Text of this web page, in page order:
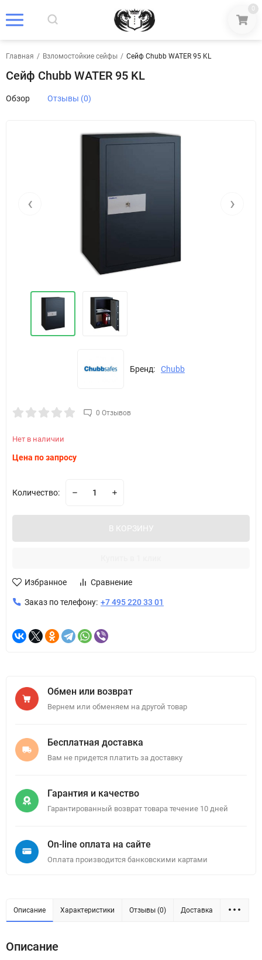
0
Главная / Взломостойкие сейфы / Сейф Chubb WATER 95 KL
Сейф Chubb WATER 95 KL
Обзор Отзывы (0)
‹ ›
Бренд: Chubb
0 Отзывов
Нет в наличии
Цена по запросу
Количество:
В КОРЗИНУ
Избранное Сравнение
Заказ по телефону: +7 495 220 33 01
Обмен или возврат
Вернем или обменяем на другой товар
Бесплатная доставка
Вам не придется платить за доставку
Гарантия и качество
Гарантированный возврат товара течение 10 дней
On-line оплата на сайте
Оплата производится банковскими картами
Описание Характеристики Отзывы (0) Доставка
Описание